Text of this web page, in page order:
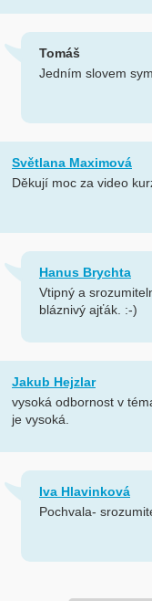
Tomáš
Jedním slovem
Světlana Maximová
Děkují moc za video
Hanus Brychta
Vtipný a
bláznivý ajťák. :-)
Jakub Hejzlar
vysoká odbornost v
je vysoká.
Iva Hlavinková
Pochvala-